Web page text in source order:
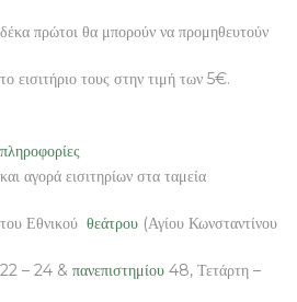
δέκα πρώτοι θα μπορούν να προμηθευτούν
το εισιτήριο τους στην τιμή των 5€.
πληροφορίες
και αγορά εισιτηρίων στα ταμεία
του Εθνικού θεάτρου (Αγίου Κωνσταντίνου
22 – 24 & πανεπιστημίου 48, Τετάρτη –